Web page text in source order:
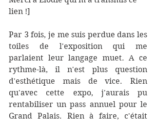
lien !]
Par 3 fois, je me suis perdue dans les
toiles de l'exposition qui me
parlaient leur langage muet. A ce
rythme-là, il n'est plus question
d'esthétique mais de vice. Rien
qu'avec cette expo, j'aurais pu
rentabiliser un pass annuel pour le
Grand Palais. Rien à faire, c'était